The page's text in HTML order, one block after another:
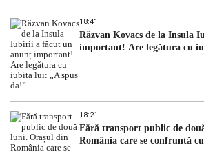
18:41
Răzvan Kovacs de la Insula
important! Are legătura cu
18:21
Fără transport public de
România care se confruntă